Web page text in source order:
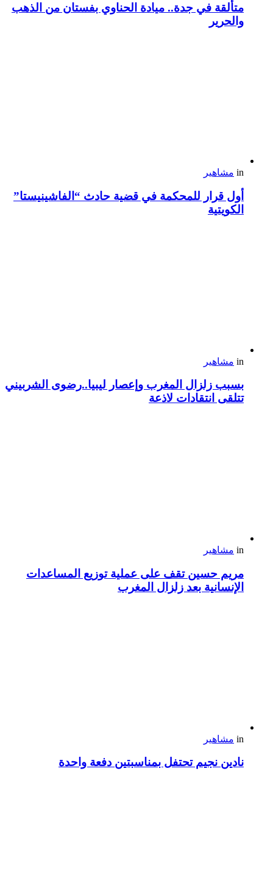
متألقة في جدة.. ميادة الحناوي بفستان من الذهب
والحرير
in مشاهير
أول قرار للمحكمة في قضية حادث “الفاشينيستا”
الكويتية
in مشاهير
بسبب زلزال المغرب وإعصار ليبيا..رضوى الشربيني
تتلقى انتقادات لاذعة
in مشاهير
مريم حسين تقف على عملية توزيع المساعدات
الإنسانية بعد زلزال المغرب
in مشاهير
نادين نجيم تحتفل بمناسبتين دفعة واحدة